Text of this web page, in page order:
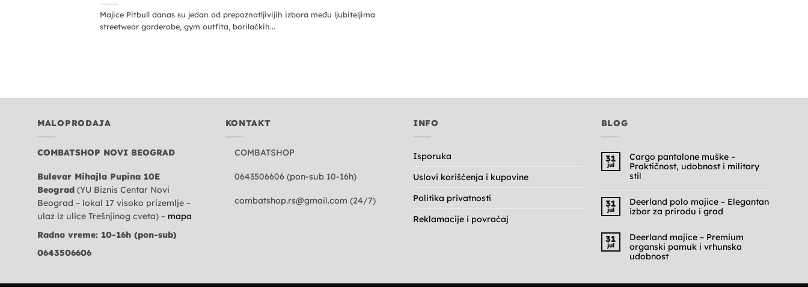
Majice Pitbull danas su jedan od prepoznatljivijih izbora među ljubiteljima
streetwear garderobe, gym outfita, borilačkih...
MALOPRODAJA
COMBATSHOP NOVI BEOGRAD
Bulevar Mihajla Pupina 10E
Beograd (YU Biznis Centar Novi
Beograd – lokal 17 visoko prizemlje –
ulaz iz ulice Trešnjinog cveta) – mapa
Radno vreme: 10-16h (pon-sub)
0643506606
KONTAKT
COMBATSHOP
0643506606 (pon-sub 10-16h)
combatshop.rs@gmail.com (24/7)
INFO
Isporuka
Uslovi korišćenja i kupovine
Politika privatnosti
Reklamacije i povraćaj
BLOG
31
jul
Cargo pantalone muške –
Praktičnost, udobnost i military
stil
na
Cargo
pantalone
Praktičnost,
udobnost
i
military
stil
31
jul
Deerland polo majice – Elegantan
izbor za prirodu i grad
na
Deerland
polo
majice
–
31
jul
Deerland majice – Premium
organski pamuk i vrhunska
udobnost